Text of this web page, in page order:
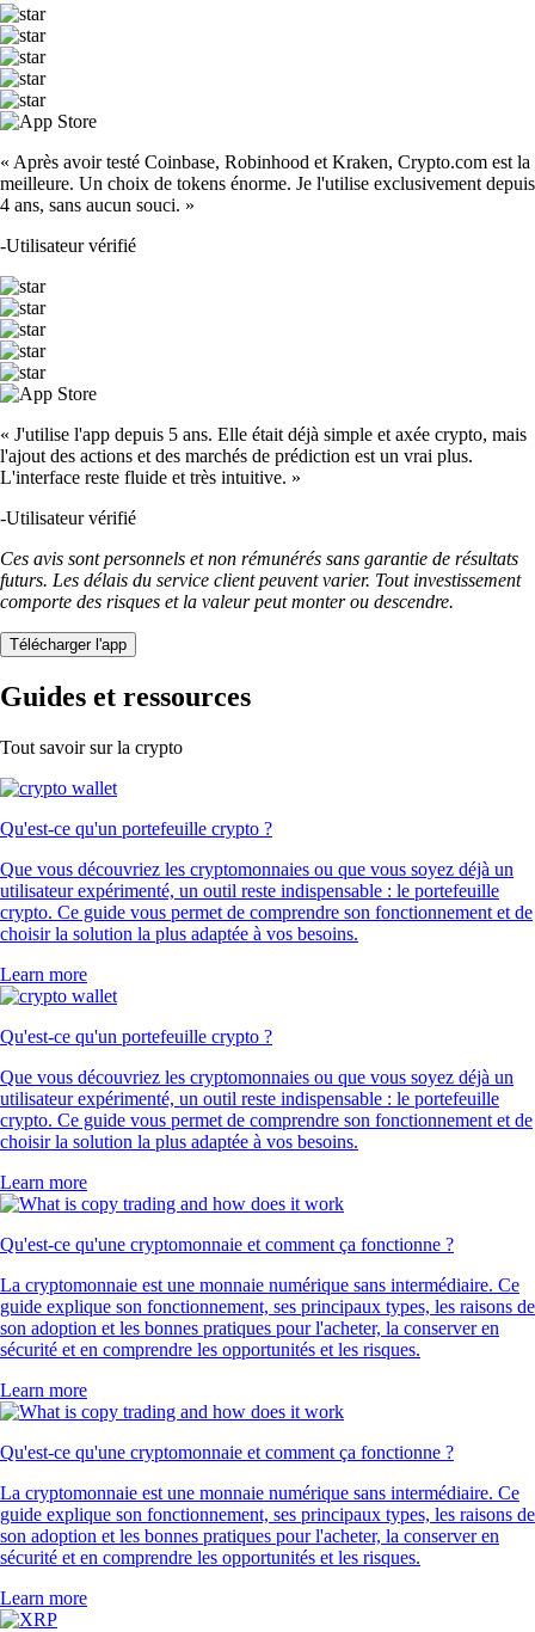
« Après avoir testé Coinbase, Robinhood et Kraken, Crypto.com est la
meilleure. Un choix de tokens énorme. Je l'utilise exclusivement depuis
4 ans, sans aucun souci. »
-Utilisateur vérifié
« J'utilise l'app depuis 5 ans. Elle était déjà simple et axée crypto, mais
l'ajout des actions et des marchés de prédiction est un vrai plus.
L'interface reste fluide et très intuitive. »
-Utilisateur vérifié
Ces avis sont personnels et non rémunérés sans garantie de résultats
futurs. Les délais du service client peuvent varier. Tout investissement
comporte des risques et la valeur peut monter ou descendre.
Télécharger l'app
Guides et ressources
Tout savoir sur la crypto
Qu'est-ce qu'un portefeuille crypto ?
Que vous découvriez les cryptomonnaies ou que vous soyez déjà un
utilisateur expérimenté, un outil reste indispensable : le portefeuille
crypto. Ce guide vous permet de comprendre son fonctionnement et de
choisir la solution la plus adaptée à vos besoins.
Learn more
Qu'est-ce qu'un portefeuille crypto ?
Que vous découvriez les cryptomonnaies ou que vous soyez déjà un
utilisateur expérimenté, un outil reste indispensable : le portefeuille
crypto. Ce guide vous permet de comprendre son fonctionnement et de
choisir la solution la plus adaptée à vos besoins.
Learn more
Qu'est-ce qu'une cryptomonnaie et comment ça fonctionne ?
La cryptomonnaie est une monnaie numérique sans intermédiaire. Ce
guide explique son fonctionnement, ses principaux types, les raisons de
son adoption et les bonnes pratiques pour l'acheter, la conserver en
sécurité et en comprendre les opportunités et les risques.
Learn more
Qu'est-ce qu'une cryptomonnaie et comment ça fonctionne ?
La cryptomonnaie est une monnaie numérique sans intermédiaire. Ce
guide explique son fonctionnement, ses principaux types, les raisons de
son adoption et les bonnes pratiques pour l'acheter, la conserver en
sécurité et en comprendre les opportunités et les risques.
Learn more